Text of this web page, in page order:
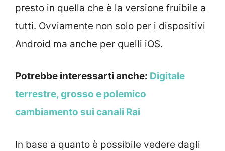
presto in quella che è la versione fruibile a
tutti. Ovviamente non solo per i dispositivi
Android ma anche per quelli iOS.
Potrebbe interessarti anche: Digitale
terrestre, grosso e polemico
cambiamento sui canali Rai
In base a quanto è possibile vedere dagli